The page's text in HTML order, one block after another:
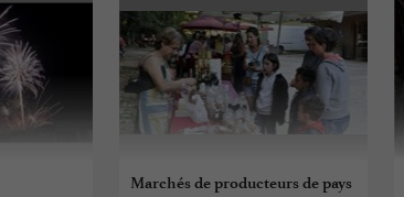
Marchés de producteurs de pays